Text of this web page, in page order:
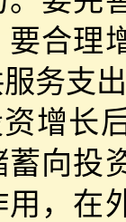
要合理
服务支
增长
蓄向投
用，在